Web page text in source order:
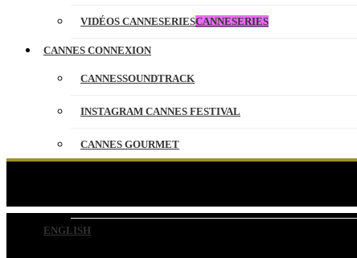
VIDÉOS CANNESERIESCANNESERIES
CANNES CONNEXION
CANNESSOUNDTRACK
INSTAGRAM CANNES FESTIVAL
CANNES GOURMET
ENGLISH